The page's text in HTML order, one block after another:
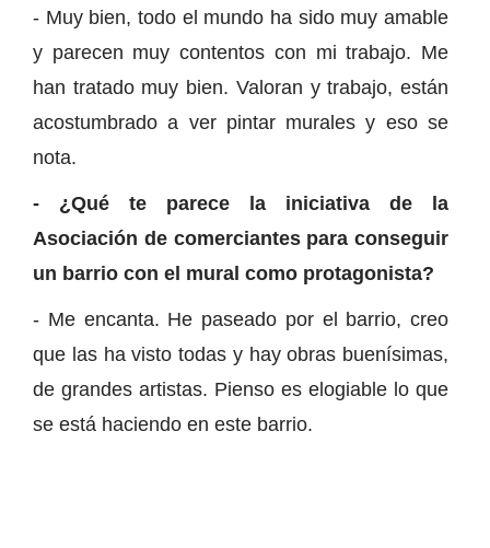
- Muy bien, todo el mundo ha sido muy amable
y parecen muy contentos con mi trabajo. Me
han tratado muy bien. Valoran y trabajo, están
acostumbrado a ver pintar murales y eso se
nota.
- ¿Qué te parece la iniciativa de la
Asociación de comerciantes para conseguir
un barrio con el mural como protagonista?
- Me encanta. He paseado por el barrio, creo
que las ha visto todas y hay obras buenísimas,
de grandes artistas. Pienso es elogiable lo que
se está haciendo en este barrio.